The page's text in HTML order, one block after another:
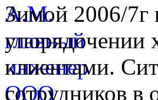
Зимой 2006/7г
упорядочении
клиентами.
сотрудников в